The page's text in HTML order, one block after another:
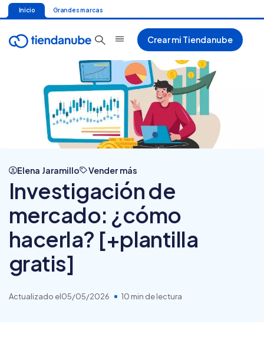
Inicio Grandes marcas
Crear mi Tiendanube
Elena Jaramillo Vender más
Investigación de
mercado: ¿cómo
hacerla? [+plantilla
gratis]
Actualizado el05/05/2026 10 min de lectura